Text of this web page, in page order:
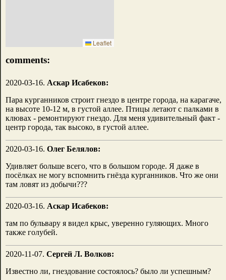
Leaflet
comments:
2020-03-16. Аскар Исабеков:
Пара курганников строит гнездо в центре города, на карагаче,
на высоте 10-12 м, в густой аллее. Птицы летают с палками в
клювах - ремонтируют гнездо. Для меня удивительный факт -
центр города, так высоко, в густой аллее.
2020-03-16. Олег Белялов:
Удивляет больше всего, что в большом городе. Я даже в
посёлках не могу вспомнить гнёзда курганников. Что же они
там ловят из добычи???
2020-03-16. Аскар Исабеков:
там по бульвару я видел крыс, уверенно гуляющих. Много
также голубей.
2020-11-07. Сергей Л. Волков:
Известно ли, гнездование состоялось? было ли успешным?